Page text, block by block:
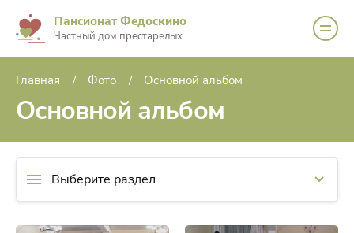
Пансионат Федоскино
Частный дом престарелых
Главная Фото Основной альбом
Основной альбом
Выберите раздел